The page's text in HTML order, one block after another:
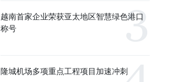
越南首家企业荣获亚太地区智慧绿色港口
称号
隆城机场多项重点工程项目加速冲刺